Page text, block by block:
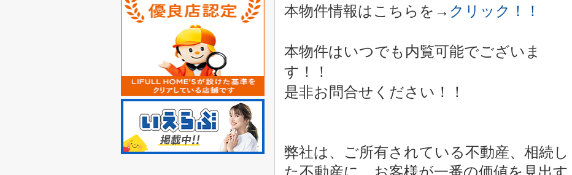
本物件情報はこちらを→ クリック！！
本物件はいつでも内覧可能でございま
す！！
是非お問合せください！！
弊社は、ご所有されている不動産、相続し
た不動産に、お客様が一番の価値を見出す